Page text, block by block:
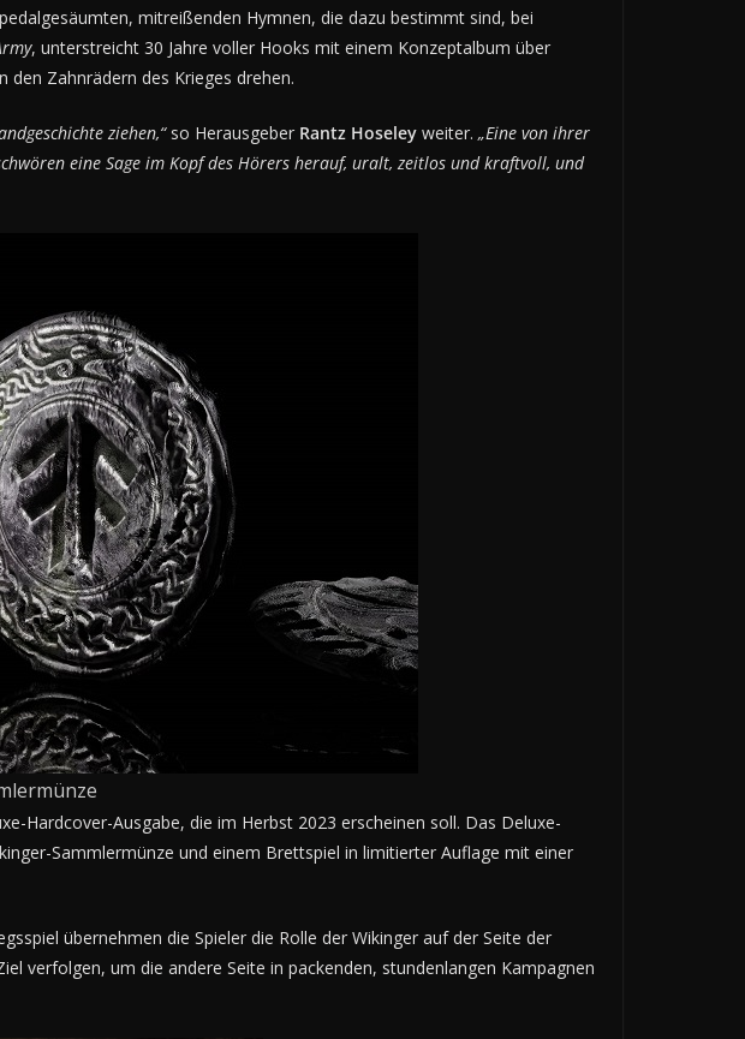
mitreißenden Hymnen, die dazu bestimmt sind, bei
, unterstreicht 30 Jahre voller Hooks mit einem Konzeptalbum über
den Zahnrädern des Krieges drehen.
ziehen,“so Herausgeber Rantz Hoseley weiter. „Eine von ihrer
eine Sage im Kopf des Hörers herauf, uralt, zeitlos und kraftvoll, und
Hardcover-Ausgabe, die im Herbst 2023 erscheinen soll. Das Deluxe-
Sammlermünze und einem Brettspiel in limitierter Auflage mit einer
übernehmen die Spieler die Rolle der Wikinger auf der Seite der
verfolgen, um die andere Seite in packenden, stundenlangen Kampagnen